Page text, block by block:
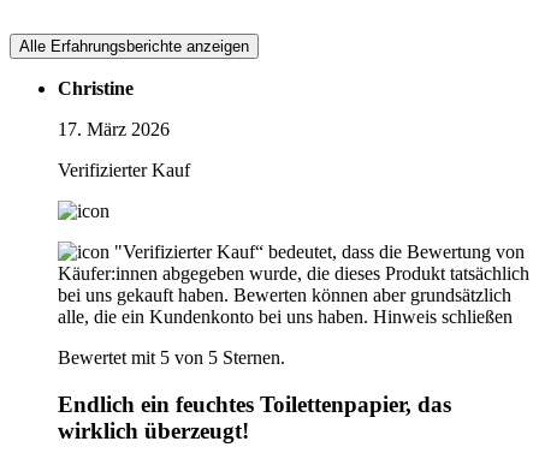
Alle Erfahrungsberichte anzeigen
Christine
17. März 2026
Verifizierter Kauf
"Verifizierter Kauf“ bedeutet, dass die Bewertung von
Käufer:innen abgegeben wurde, die dieses Produkt tatsächlich
bei uns gekauft haben. Bewerten können aber grundsätzlich
alle, die ein Kundenkonto bei uns haben. Hinweis schließen
Bewertet mit 5 von 5 Sternen.
Endlich ein feuchtes Toilettenpapier, das
wirklich überzeugt!